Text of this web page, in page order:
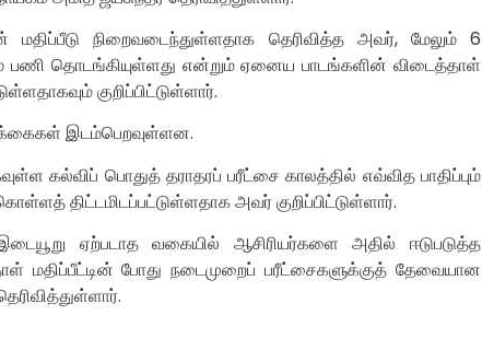
நிறைவடைந்துள்ளதாக தெரிவித்த அவர், மேலும் 6
பணி தொடங்கியுள்ளது என்றும் ஏனைய பாடங்களின் விடைத்தாள்
குறிப்பிட்டுள்ளார்.
இடம்பெறவுள்ளன.
கல்விப் பொதுத் தராதரப் பரீட்சை காலத்தில் எவ்வித பாதிப்பும்
திட்டமிடப்பட்டுள்ளதாக அவர் குறிப்பிட்டுள்ளார்.
ஏற்படாத வகையில் ஆசிரியர்களை அதில் ஈடுபடுத்த
மதிப்பீட்டின் போது நடைமுறைப் பரீட்சைகளுக்குத் தேவையான